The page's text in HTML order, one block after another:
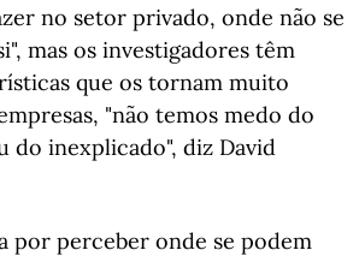
no setor privado, onde não se
mas os investigadores têm
que os tornam muito
"não temos medo do
do inexplicado", diz David
por perceber onde se podem